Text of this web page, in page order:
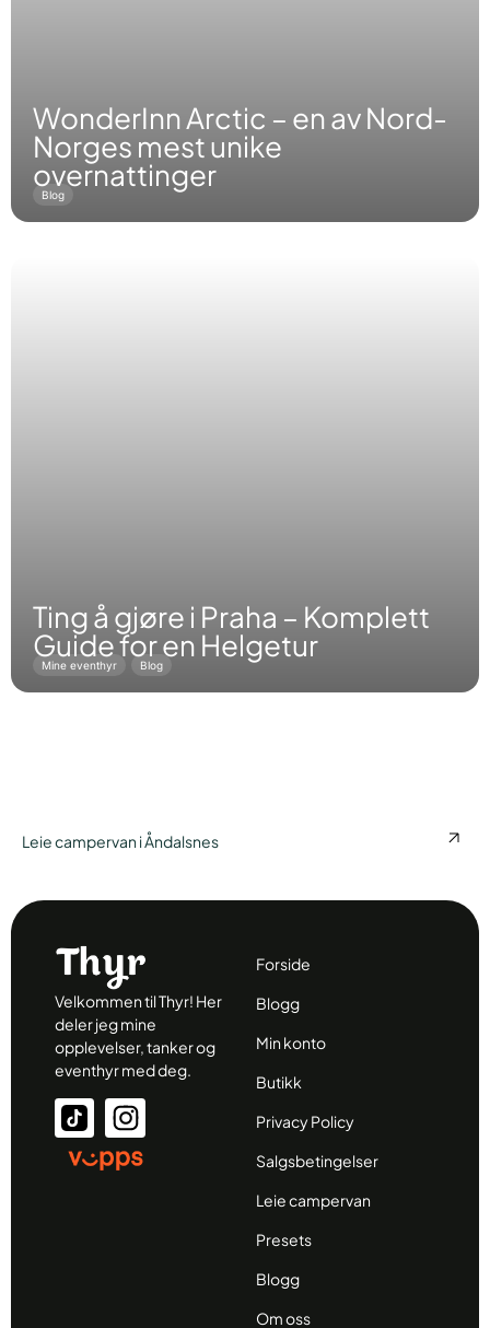
WonderInn Arctic – en av Nord-
Norges mest unike
overnattinger
Blog
Ting å gjøre i Praha – Komplett
Guide for en Helgetur
Mine eventhyr Blog
Leie campervan i Åndalsnes
Velkommen til Thyr! Her
deler jeg mine
opplevelser, tanker og
eventhyr med deg.
Forside
Blogg
Min konto
Butikk
Privacy Policy
Salgsbetingelser
Leie campervan
Presets
Blogg
Om oss